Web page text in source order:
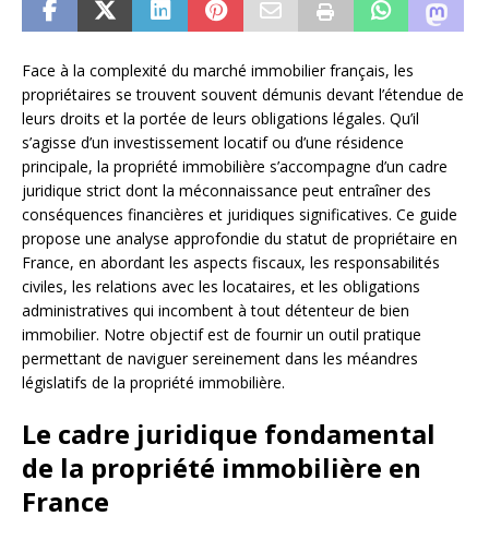
Face à la complexité du marché immobilier français, les
propriétaires se trouvent souvent démunis devant l’étendue de
leurs droits et la portée de leurs obligations légales. Qu’il
s’agisse d’un investissement locatif ou d’une résidence
principale, la propriété immobilière s’accompagne d’un cadre
juridique strict dont la méconnaissance peut entraîner des
conséquences financières et juridiques significatives. Ce guide
propose une analyse approfondie du statut de propriétaire en
France, en abordant les aspects fiscaux, les responsabilités
civiles, les relations avec les locataires, et les obligations
administratives qui incombent à tout détenteur de bien
immobilier. Notre objectif est de fournir un outil pratique
permettant de naviguer sereinement dans les méandres
législatifs de la propriété immobilière.
Le cadre juridique fondamental
de la propriété immobilière en
France